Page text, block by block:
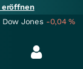
Dow Jones -0,04%